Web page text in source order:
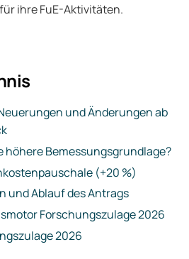
ihre FuE-Aktivitäten.
und Änderungen ab
höhere Bemessungsgrundlage?
(+20 %)
und Ablauf des Antrags
Forschungszulage 2026
2026